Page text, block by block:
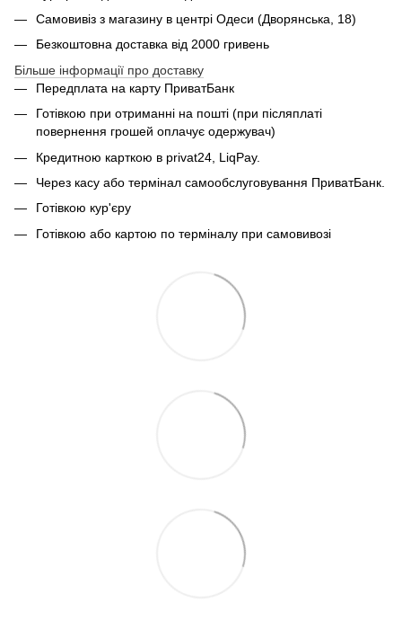
Самовивіз з магазину в центрі Одеси (Дворянська, 18)
Безкоштовна доставка від 2000 гривень
Більше інформації про доставку
Передплата на карту ПриватБанк
Готівкою при отриманні на пошті (при післяплаті
повернення грошей оплачує одержувач)
Кредитною карткою в privat24, LiqPay.
Через касу або термінал самообслуговування ПриватБанк.
Готівкою кур'єру
Готівкою або картою по терміналу при самовивозі